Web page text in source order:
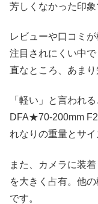
芳しくなかった印象
レビューや口コミ
注目されにくい中
直なところ、あまり
「軽い」と言われ
DFA★70-200mm
れなりの重量とサイ
また、カメラに装
を大きく占有。他
です。